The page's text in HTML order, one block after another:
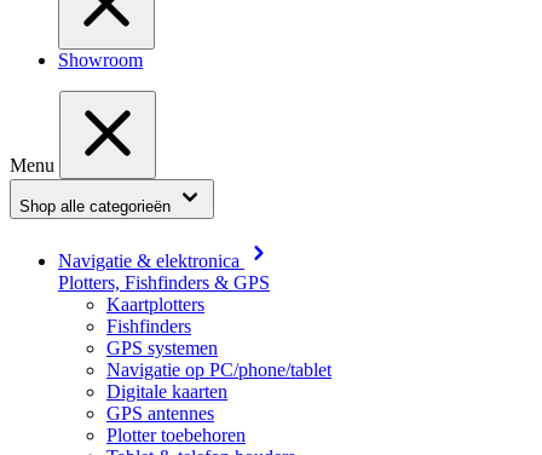
Showroom
Menu
Shop alle categorieën
Navigatie & elektronica
Plotters, Fishfinders & GPS
Kaartplotters
Fishfinders
GPS systemen
Navigatie op PC/phone/tablet
Digitale kaarten
GPS antennes
Plotter toebehoren